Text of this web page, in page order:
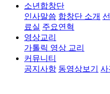
소년합창단
인사말씀 합창단 소개
료실 주요연혁
영상교리
가톨릭 영상 교리
커뮤니티
공지사항 동영상보기 사